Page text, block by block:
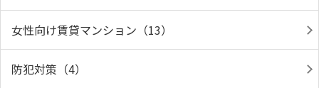
女性向け賃貸マンション（13）
防犯対策（4）